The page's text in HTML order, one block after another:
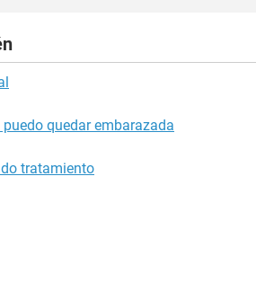
quedar embarazada
tratamiento